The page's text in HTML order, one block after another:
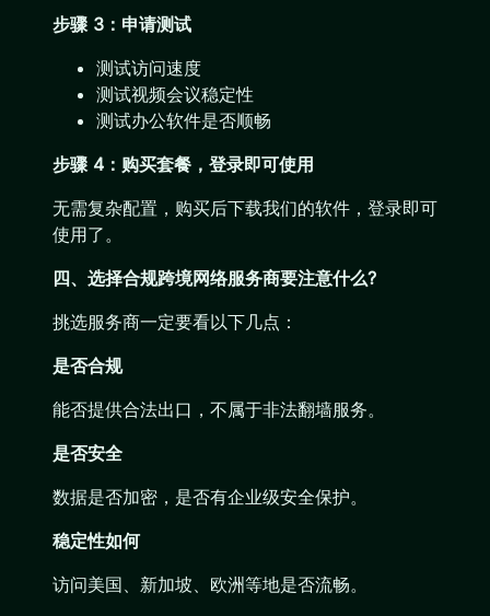
步骤 3：申请测试
测试访问速度
测试视频会议稳定性
测试办公软件是否顺畅
步骤 4：购买套餐，登录即可使用
无需复杂配置，购买后下载我们的软件，登录即可
使用了。
四、选择合规跨境网络服务商要注意什么?
挑选服务商一定要看以下几点：
是否合规
能否提供合法出口，不属于非法翻墙服务。
是否安全
数据是否加密，是否有企业级安全保护。
稳定性如何
访问美国、新加坡、欧洲等地是否流畅。